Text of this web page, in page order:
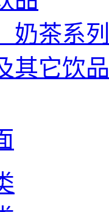
奶茶系列
其它饮品